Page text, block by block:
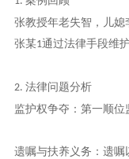
张教授年老失智，儿
张某1通过法律手段维
2. 法律问题分析
监护权争夺：第一顺位
遗嘱与扶养义务：遗